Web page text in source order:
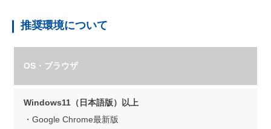
推奨環境について
OS・ブラウザ
Windows11（日本語版）以上
・Google Chrome最新版